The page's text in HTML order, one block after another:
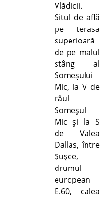
Vlădicii.
Situl de află
pe terasa
superioară
de pe malul
stâng al
Someşului
Mic, la V de
râul
Someşul
Mic şi la S
de Valea
Dallas, între
Şuşee,
drumul
european
E.60, calea